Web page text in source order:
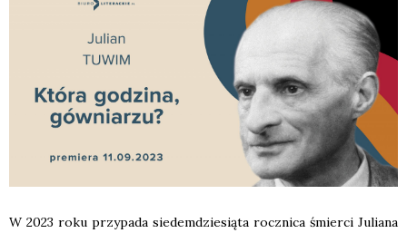
W 2023 roku przy­pa­da sie­dem­dzie­sią­ta rocz­ni­ca śmier­ci Julia­na